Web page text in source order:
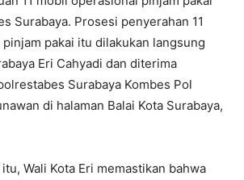
Surabaya. Prosesi penyerahan 11
pakai itu dilakukan langsung
Eri Cahyadi dan diterima
Surabaya Kombes Pol
di halaman Balai Kota Surabaya,
Wali Kota Eri memastikan bahwa